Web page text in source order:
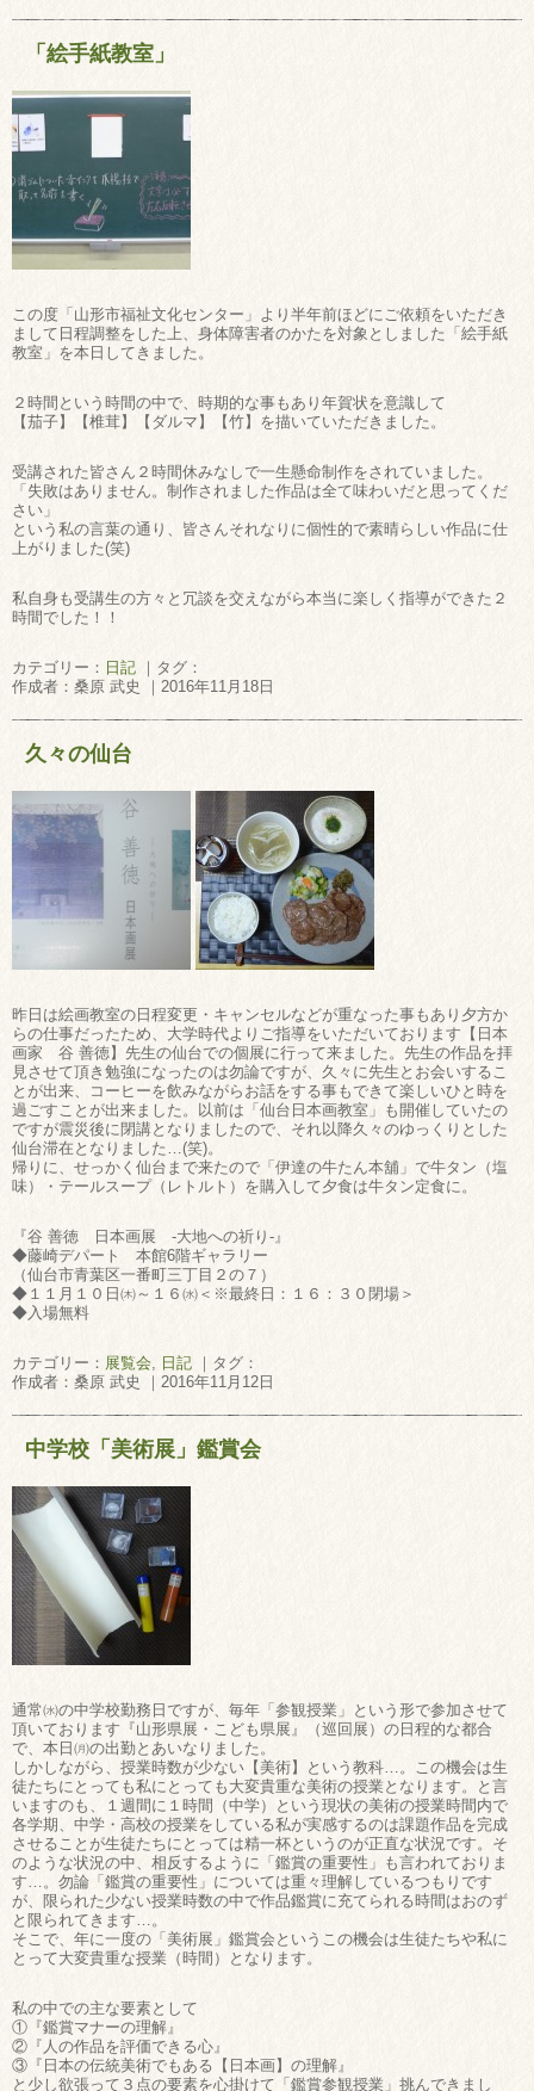
「絵手紙教室」
この度「山形市福祉文化センター」より半年前ほどにご依頼をいただき
まして日程調整をした上、身体障害者のかたを対象としました「絵手紙
教室」を本日してきました。
２時間という時間の中で、時期的な事もあり年賀状を意識して
【茄子】【椎茸】【ダルマ】【竹】を描いていただきました。
受講された皆さん２時間休みなしで一生懸命制作をされていました。
「失敗はありません。制作されました作品は全て味わいだと思ってくだ
さい」
という私の言葉の通り、皆さんそれなりに個性的で素晴らしい作品に仕
上がりました(笑)
私自身も受講生の方々と冗談を交えながら本当に楽しく指導ができた２
時間でした！！
カテゴリー： 日記 ｜タグ：
作成者：桑原 武史 ｜2016年11月18日
久々の仙台
昨日は絵画教室の日程変更・キャンセルなどが重なった事もあり夕方か
らの仕事だったため、大学時代よりご指導をいただいております【日本
画家 谷 善徳】先生の仙台での個展に行って来ました。先生の作品を拝
見させて頂き勉強になったのは勿論ですが、久々に先生とお会いするこ
とが出来、コーヒーを飲みながらお話をする事もできて楽しいひと時を
過ごすことが出来ました。以前は「仙台日本画教室」も開催していたの
ですが震災後に閉講となりましたので、それ以降久々のゆっくりとした
仙台滞在となりました…(笑)。
帰りに、せっかく仙台まで来たので「伊達の牛たん本舖」で牛タン（塩
味）・テールスープ（レトルト）を購入して夕食は牛タン定食に。
『谷 善徳 日本画展 ‐大地への祈り‐』
◆藤崎デパート 本館6階ギャラリー
（仙台市青葉区一番町三丁目２の７）
◆１１月１０日㈭～１６㈬＜※最終日：１６：３０閉場＞
◆入場無料
カテゴリー： 展覧会 日記 ｜タグ：
作成者：桑原 武史 ｜2016年11月12日
中学校「美術展」鑑賞会
通常㈬の中学校勤務日ですが、毎年「参観授業」という形で参加させて
頂いております『山形県展・こども県展』（巡回展）の日程的な都合
で、本日㈪の出勤とあいなりました。
しかしながら、授業時数が少ない【美術】という教科…。この機会は生
徒たちにとっても私にとっても大変貴重な美術の授業となります。と言
いますのも、１週間に１時間（中学）という現状の美術の授業時間内で
各学期、中学・高校の授業をしている私が実感するのは課題作品を完成
させることが生徒たちにとっては精一杯というのが正直な状況です。そ
のような状況の中、相反するように「鑑賞の重要性」も言われておりま
す…。勿論「鑑賞の重要性」については重々理解しているつもりです
が、限られた少ない授業時数の中で作品鑑賞に充てられる時間はおのず
と限られてきます…。
そこで、年に一度の「美術展」鑑賞会というこの機会は生徒たちや私に
とって大変貴重な授業（時間）となります。
私の中での主な要素として
①『鑑賞マナーの理解』
②『人の作品を評価できる心』
③『日本の伝統美術でもある【日本画】の理解』
と少し欲張って３点の要素を心掛けて「鑑賞参観授業」挑んできまし